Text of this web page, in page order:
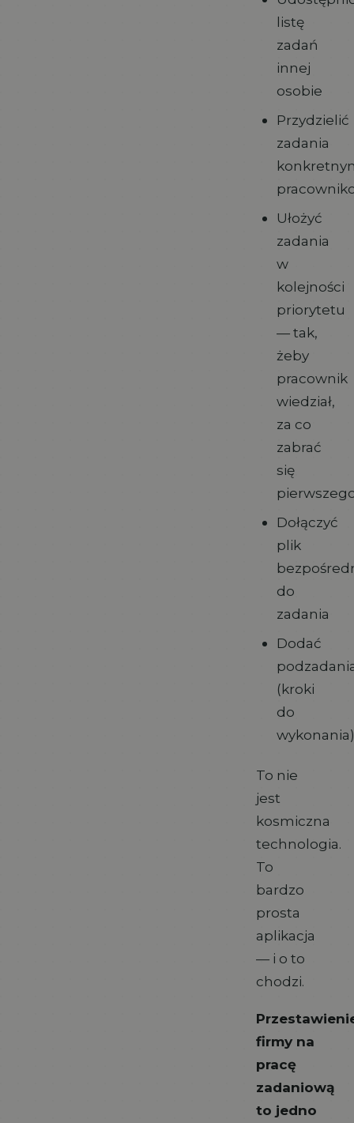
listę
zadań
innej
osobie
Przydzielić
zadania
Ułożyć
zadania
w
kolejności
priorytetu
— tak,
żeby
pracownik
wiedział,
za co
zabrać
się
Dołączyć
plik
do
zadania
Dodać
(kroki
do
wykonania)
To nie
jest
kosmiczna
technologia.
To
bardzo
prosta
aplikacja
— i o to
chodzi.
firmy na
pracę
zadaniową
to jedno